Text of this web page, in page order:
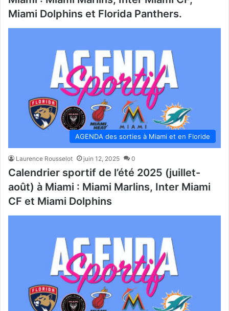
Miami Dolphins et Florida Panthers.
AGENDA des sorties à Miami et en Floride
Laurence Rousselot juin 12, 2025 0
Calendrier sportif de l’été 2025 (juillet-
août) à Miami : Miami Marlins, Inter Miami
CF et Miami Dolphins